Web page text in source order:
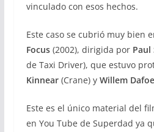
vinculado con esos hechos.
Este caso se cubrió muy bien
Focus(2002), dirigida por Paul
de Taxi Driver), que estuvo
Kinnear(Crane) y Willem Dafoe
Este es el único material del
en You Tube de Superdad ya